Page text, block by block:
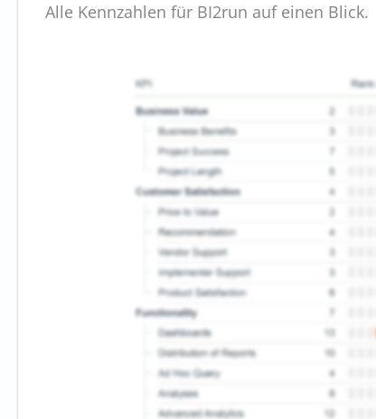
Alle Kennzahlen für BI2run auf einen Blick.